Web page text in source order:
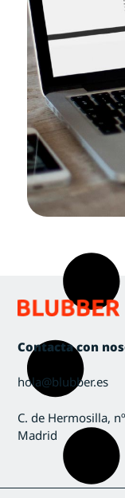
Contacta con
hola@blubber.es
C. de Hermosilla,
Madrid